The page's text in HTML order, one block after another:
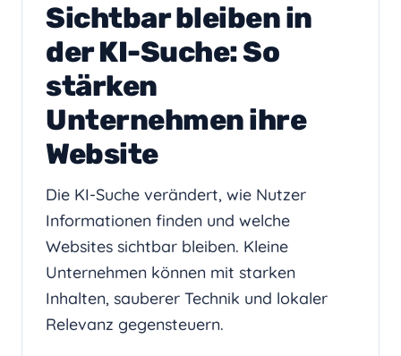
Sichtbar bleiben in
der KI-Suche: So
stärken
Unternehmen ihre
Website
Die KI-Suche verändert, wie Nutzer
Informationen finden und welche
Websites sichtbar bleiben. Kleine
Unternehmen können mit starken
Inhalten, sauberer Technik und lokaler
Relevanz gegensteuern.